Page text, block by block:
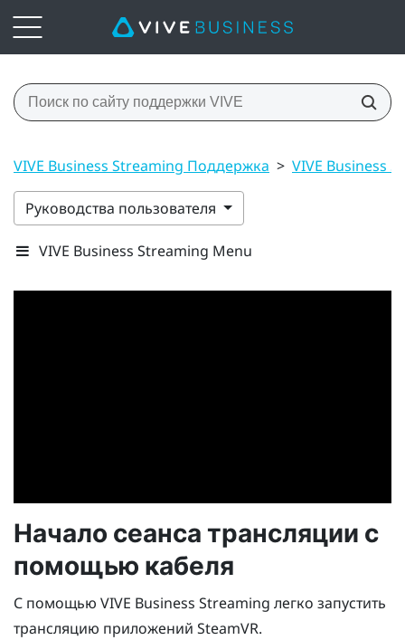
VIVE Business Streaming Поддержка > VIVE Business
Руководства пользователя
VIVE Business Streaming Menu
Начало сеанса трансляции с
помощью кабеля
С помощью VIVE Business Streaming легко запустить
трансляцию приложений SteamVR.